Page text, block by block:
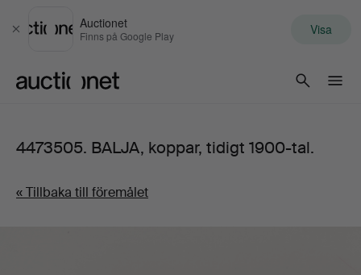
Stäng
Auctionet
Finns på Google Play Visa
4473505. BALJA, koppar, tidigt 1900-tal.
« Tillbaka till föremålet